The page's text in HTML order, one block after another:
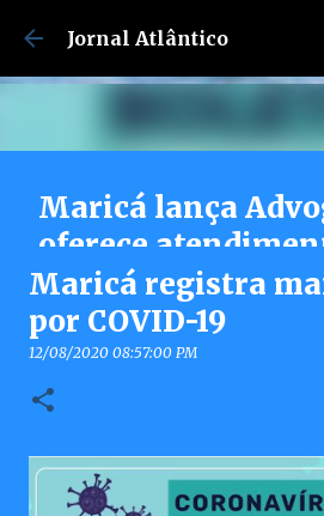
Pular para o
Jornal Atlântico
Maricá lança
oferece
gratuito e online
moradores
7/30/2026 04:53:00 PM
Maricá registra
por COVID-19
12/08/2020 08:57:00 PM